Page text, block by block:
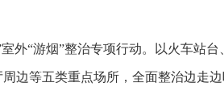
外“游烟”整治专项行动。 以火车站
边等五类重点场所，全面整治边走